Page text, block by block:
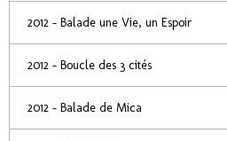
2012 - Balade une Vie, un Espoir
2012 - Boucle des 3 cités
2012 - Balade de Mica